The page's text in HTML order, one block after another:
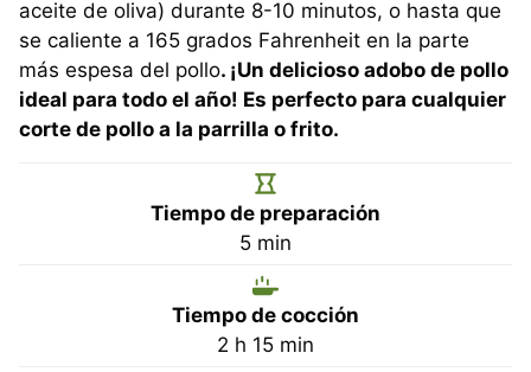
aceite de oliva) durante 8-10 minutos, o hasta que
se caliente a 165 grados Fahrenheit en la parte
más espesa del pollo. ¡Un delicioso adobo de pollo
ideal para todo el año! Es perfecto para cualquier
corte de pollo a la parrilla o frito.
Tiempo de preparación
5minutos
min
Tiempo de cocción
2 horas
h 15minutos
min